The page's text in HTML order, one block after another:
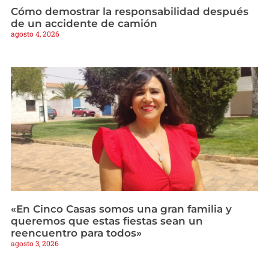
Cómo demostrar la responsabilidad después
de un accidente de camión
agosto 4, 2026
«En Cinco Casas somos una gran familia y
queremos que estas fiestas sean un
reencuentro para todos»
agosto 3, 2026